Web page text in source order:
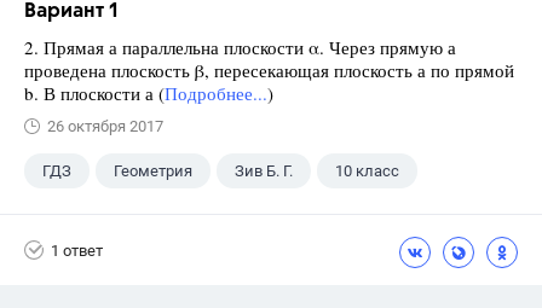
Вариант 1
2. Прямая а параллельна плоскости α. Через прямую а
проведена плоскость β, пересекающая плоскость а по прямой
b. В плоскости а (Подробнее...)
26 октября 2017
ГДЗ Геометрия Зив Б. Г. 10 класс
1 ответ